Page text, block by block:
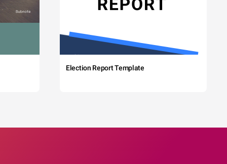
Election Report Template